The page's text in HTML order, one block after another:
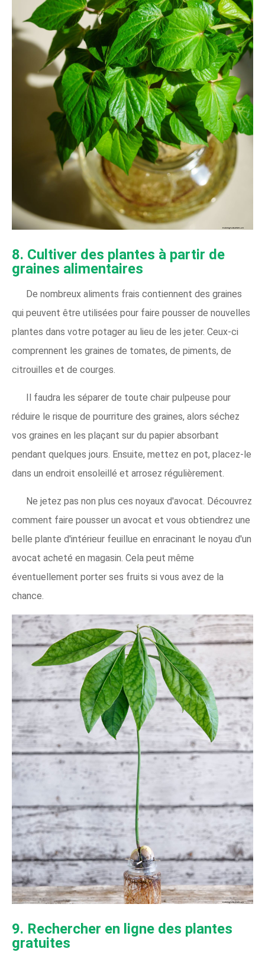
8. Cultiver des plantes à partir de
graines alimentaires
De nombreux aliments frais contiennent des graines
qui peuvent être utilisées pour faire pousser de nouvelles
plantes dans votre potager au lieu de les jeter. Ceux-ci
comprennent les graines de tomates, de piments, de
citrouilles et de courges.
Il faudra les séparer de toute chair pulpeuse pour
réduire le risque de pourriture des graines, alors séchez
vos graines en les plaçant sur du papier absorbant
pendant quelques jours. Ensuite, mettez en pot, placez-le
dans un endroit ensoleillé et arrosez régulièrement.
Ne jetez pas non plus ces noyaux d'avocat. Découvrez
comment faire pousser un avocat et vous obtiendrez une
belle plante d'intérieur feuillue en enracinant le noyau d'un
avocat acheté en magasin. Cela peut même
éventuellement porter ses fruits si vous avez de la
chance.
9. Rechercher en ligne des plantes
gratuites